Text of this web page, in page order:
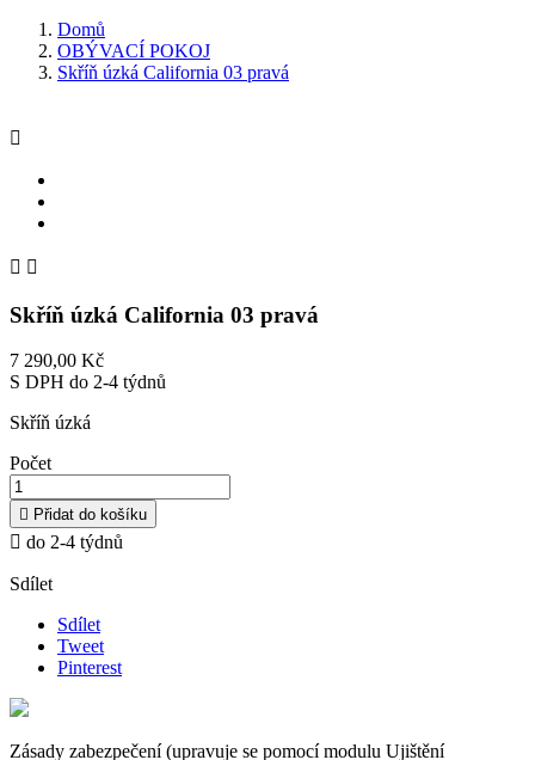
Domů
OBÝVACÍ POKOJ
Skříň úzká California 03 pravá

 
Skříň úzká California 03 pravá
7 290,00 Kč
S DPH do 2-4 týdnů
Skříň úzká
Počet
 Přidat do košíku
 do 2-4 týdnů
Sdílet
Sdílet
Tweet
Pinterest
Zásady zabezpečení (upravuje se pomocí modulu Ujištění